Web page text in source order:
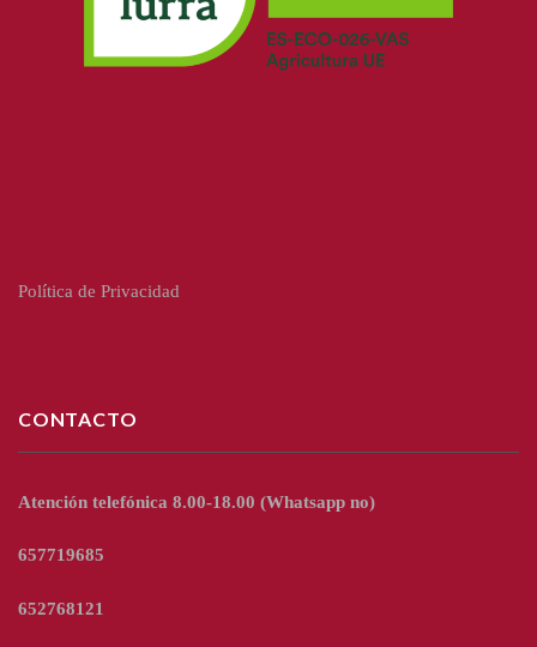
Política de Privacidad
CONTACTO
Atención telefónica 8.00-18.00 (Whatsapp no)
657719685
652768121